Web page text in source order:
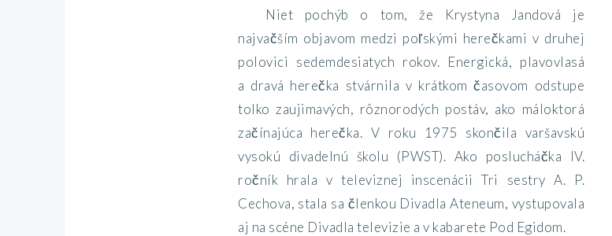
Niet pochýb o tom, že Krystyna Jandová je
najvačším objavom medzi poľskými herečkami v druhej
polovici sedemdesiatych rokov. Energická, plavovlasá
a dravá herečka stvárnila v krátkom časovom odstupe
tolko zaujimavých, rôznorodých postáv, ako máloktorá
začínajúca herečka. V roku 1975 skončila varšavskú
vysokú divadelnú školu (PWST). Ako poslucháčka lV.
ročník hrala v televiznej inscenácii Tri sestry A. P.
Cechova, stala sa členkou Divadla Ateneum, vystupovala
aj na scéne Divadla televizie a v kabarete Pod Egidom.